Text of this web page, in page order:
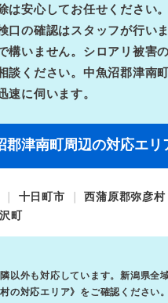
は安心してお任せください。
口の確認はスタッフが行いま
構いません。シロアリ被害
談ください。中魚沼郡津南
速に伺います。
郡津南町周辺の対応エリ
十日町市 西蒲原郡弥彦村
町
以外も対応しています。新潟県全
の対応エリア》をご確認ください。